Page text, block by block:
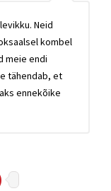
Neid
kombel
meie endi
tähendab, et
ennekõike